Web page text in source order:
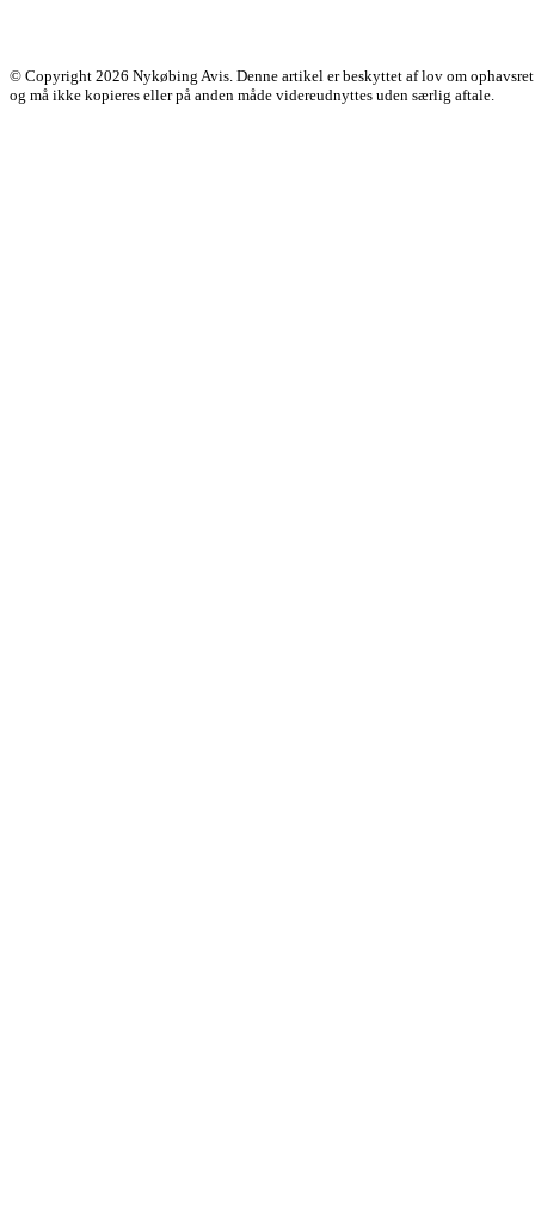
© Copyright 2026 Nykøbing Avis. Denne artikel er beskyttet af lov om ophavsret
og må ikke kopieres eller på anden måde videreudnyttes uden særlig aftale.